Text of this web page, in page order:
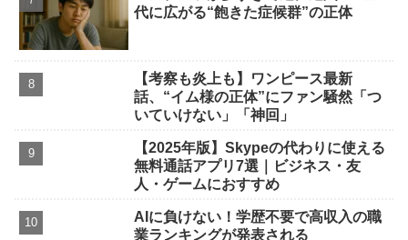
代に広がる“飽きた症候群”の正体
【考察も炎上も】ワンピース最新
話、“イム様の正体”にファン騒然「つ
いていけない」「神回」
【2025年版】Skypeの代わりに使える
無料通話アプリ7選｜ビジネス・友
人・ゲームにおすすめ
AIに負けない！学歴不要で高収入の職
業ランキングが発表される